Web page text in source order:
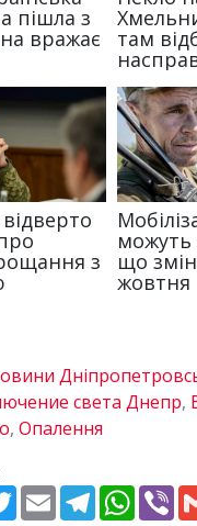
света Днепр,
, Опалення
T
w
E
m
T
e
W
h
V